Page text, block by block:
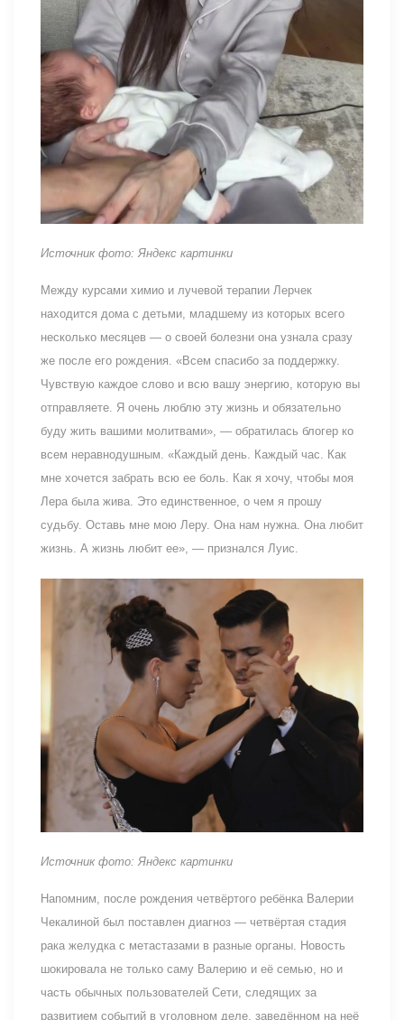
Источник фото: Яндекс картинки
Между курсами химио и лучевой терапии Лерчек
находится дома с детьми, младшему из которых всего
несколько месяцев — о своей болезни она узнала сразу
же после его рождения. «Всем спасибо за поддержку.
Чувствую каждое слово и всю вашу энергию, которую вы
отправляете. Я очень люблю эту жизнь и обязательно
буду жить вашими молитвами», — обратилась блогер ко
всем неравнодушным. «Каждый день. Каждый час. Как
мне хочется забрать всю ее боль. Как я хочу, чтобы моя
Лера была жива. Это единственное, о чем я прошу
судьбу. Оставь мне мою Леру. Она нам нужна. Она любит
жизнь. А жизнь любит ее», — признался Луис.
Источник фото: Яндекс картинки
Напомним, после рождения четвёртого ребёнка Валерии
Чекалиной был поставлен диагноз — четвёртая стадия
рака желудка с метастазами в разные органы. Новость
шокировала не только саму Валерию и её семью, но и
часть обычных пользователей Сети, следящих за
развитием событий в уголовном деле. заведённом на неё